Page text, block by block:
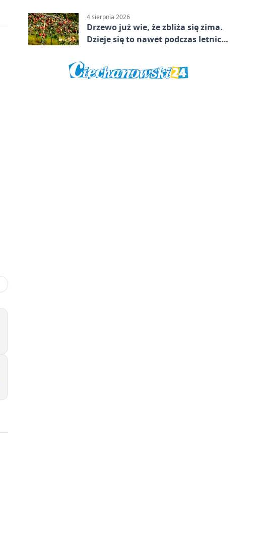
4 sierpnia 2026
Drzewo już wie, że zbliża się zima.
Dzieje się to nawet podczas letnich